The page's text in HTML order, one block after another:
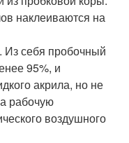
наклеиваются на
Из себя пробочный
95%, и
акрила, но не
рабочую
воздушного